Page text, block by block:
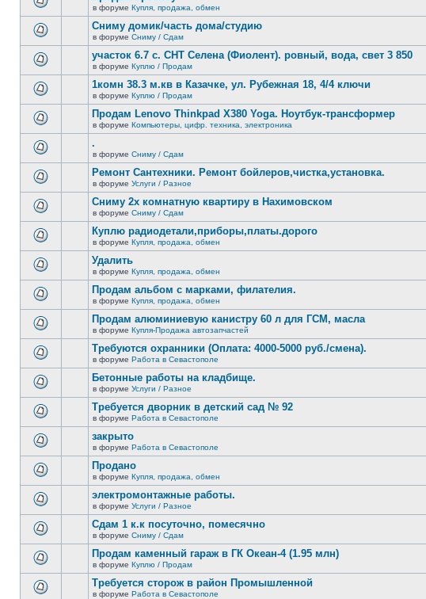
сообщений.
новых
непрочитанных
сообщений.
новых
непрочитанных
сообщений.
в форуме Купля, продажа, обмен
новых
непрочитанных
сообщений.
Сниму домик/часть дома/студию
в форуме Сниму / Сдам
новых
непрочитанных
сообщений.
участок 6.7 с. СНТ Селена (Фиолент). ровный, вода, свет 3 850
в форуме Куплю / Продам
новых
непрочитанных
сообщений.
1комн 38.3 м.кв в Казачке, ул. Рубежная 18, 4/4 ключи
в форуме Куплю / Продам
новых
непрочитанных
сообщений.
Продам Lenovo Thinkpad X380 Yoga. Ноутбук-трансформер
в форуме Компьютеры, цифр. техника, электроника
новых
непрочитанных
сообщений.
.
в форуме Сниму / Сдам
новых
непрочитанных
сообщений.
Ремонт Сантехники. Ремонт бойлеров,чистка,установка.
в форуме Услуги / Разное
новых
непрочитанных
сообщений.
Сниму 2х комнатную квартиру в Нахимовском
в форуме Сниму / Сдам
новых
непрочитанных
сообщений.
Куплю радиодетали,приборы,платы.дорого
в форуме Купля, продажа, обмен
новых
непрочитанных
сообщений.
Удалить
в форуме Купля, продажа, обмен
новых
непрочитанных
сообщений.
Продам альбом с марками, филателия.
в форуме Купля, продажа, обмен
новых
непрочитанных
сообщений.
Продам алюминиевую канистру 60 л для ГСМ, масла
в форуме Купля-Продажа автозапчастей
новых
непрочитанных
сообщений.
Требуются охранники (Оплата: 4000-5000 руб./смена).
в форуме Работа в Севастополе
новых
непрочитанных
сообщений.
Бетонные работы на кладбище.
в форуме Услуги / Разное
новых
непрочитанных
сообщений.
Требуется дворник в детский сад № 92
в форуме Работа в Севастополе
новых
непрочитанных
сообщений.
закрыто
в форуме Работа в Севастополе
новых
непрочитанных
сообщений.
Продано
в форуме Купля, продажа, обмен
новых
непрочитанных
сообщений.
электромонтажные работы.
в форуме Услуги / Разное
новых
непрочитанных
сообщений.
Сдам 1 к.к посуточно, помесячно
в форуме Сниму / Сдам
Продам каменный гараж в ГК Океан-4 (1.95 млн)
в форуме Куплю / Продам
Требуется сторож в район Промышленной
в форуме Работа в Севастополе